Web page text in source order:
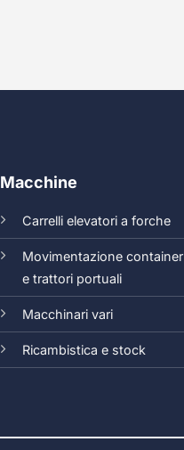
Macchine
Carrelli elevatori a forche
Movimentazione container
e trattori portuali
Macchinari vari
Ricambistica e stock